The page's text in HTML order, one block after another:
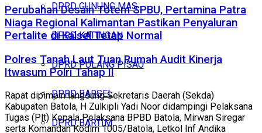
DPRD GUNUNG MAS
DPRD KATINGAN
DPRD PULANG PISAU
DPRD BARSEL
DPRD BARTIM
Perubahan Desain Totem SPBU, Pertamina Patra
Niaga Regional Kalimantan Pastikan Penyaluran
Pertalite di Kalsel Tetap Normal
Polres Tanah Laut Tuan Rumah Audit Kinerja
Itwasum Polri Tahap II
Rapat dipimpin langsung Sekretaris Daerah (Sekda)
Kabupaten Batola, H Zulkipli Yadi Noor didampingi Pelaksana
Tugas (Plt) Kepala Pelaksana BPBD Batola, Mirwan Siregar
serta Komandan Kodim 1005/Batola, Letkol Inf Andika